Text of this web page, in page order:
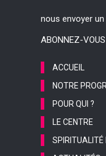
nous envoyer un
ABONNEZ-
ACCUEIL
NOTRE
POUR QUI ?
LE CENTRE
SPIRITUALITÉ